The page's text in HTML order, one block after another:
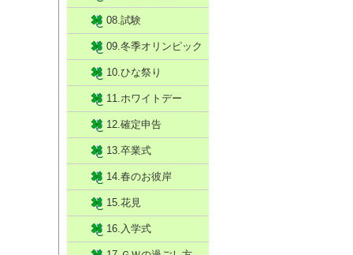
08.試験
09.冬季オリンピック
10.ひな祭り
11.ホワイトデー
12.確定申告
13.卒業式
14.春のお彼岸
15.花見
16.入学式